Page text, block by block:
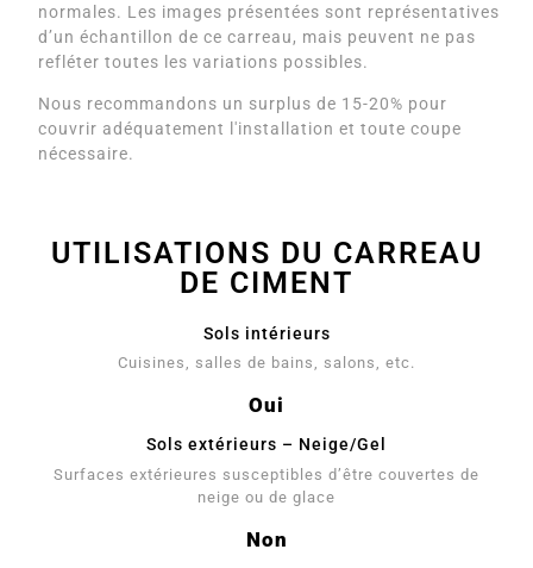
normales. Les images présentées sont représentatives
d’un échantillon de ce carreau, mais peuvent ne pas
refléter toutes les variations possibles.
Nous recommandons un surplus de 15-20% pour
couvrir adéquatement l'installation et toute coupe
nécessaire.
UTILISATIONS DU CARREAU
DE CIMENT
Sols intérieurs
Cuisines, salles de bains, salons, etc.
Oui
Sols extérieurs – Neige/Gel
Surfaces extérieures susceptibles d’être couvertes de
neige ou de glace
Non